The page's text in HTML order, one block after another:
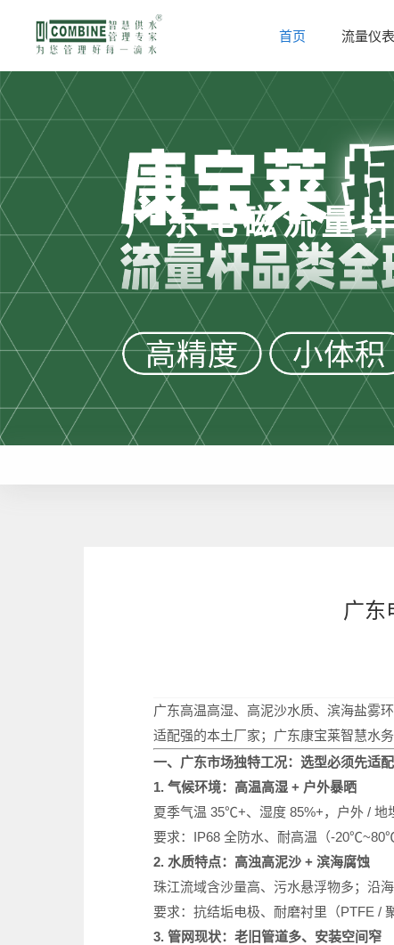
首页 流量仪表
广东电磁流量
广东
广东高温高湿、高泥沙水质、滨海盐雾
适配强的本土厂家；广东康宝莱智慧水
一、广东市场独特工况：选型必须先适
1. 气候环境：高温高湿 + 户外暴晒
夏季气温 35℃+、湿度 85%+，户外 / 地
要求：IP68 全防水、耐高温（-
2. 水质特点：高浊高泥沙 + 滨海腐蚀
珠江流域含沙量高、污水悬浮物多；沿
要求：抗结垢电极、耐磨衬里（PTFE /
3. 管网现状：老旧管道多、安装空间窄